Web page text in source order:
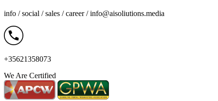
info / social / sales / career /info@aisoliutions.media
+35621358073
We Are Certified